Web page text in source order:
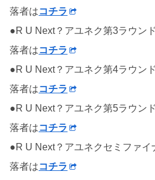
落者はコチラ
●R U Next？アユネク第3ラウン
落者はコチラ
●R U Next？アユネク第4ラウン
落者はコチラ
●R U Next？アユネク第5ラウン
落者はコチラ
●R U Next？アユネクセミファ
落者はコチラ